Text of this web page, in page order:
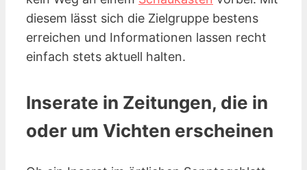
diesem lässt sich die Zielgruppe bestens
erreichen und Informationen lassen recht
einfach stets aktuell halten.
Inserate in Zeitungen, die in
oder um Vichten erscheinen